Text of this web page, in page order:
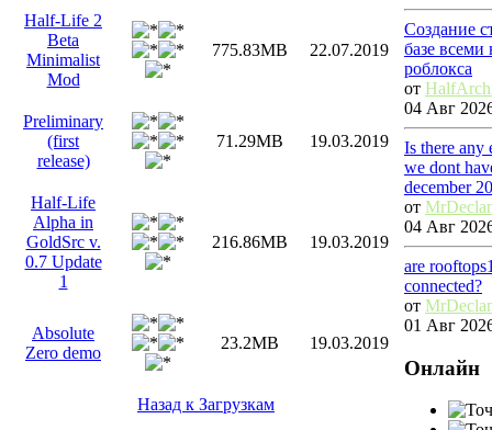
Half-Life 2
Beta
Minimalist
Mod
775.83MB 22.07.2019
Preliminary
(first
release)
71.29MB 19.03.2019
Half-Life
Alpha in
GoldSrc v.
0.7 Update
1
216.86MB 19.03.2019
Absolute
Zero demo
23.2MB 19.03.2019
Назад к Загрузкам
Создание
базе
роблокса
от
04 Авг
Is there any
we dont
december
от
04 Авг
are
connected?
от
01 Авг
Онлайн